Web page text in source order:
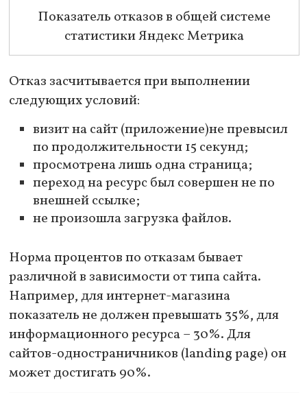
Показатель отказов в общей системе
статистики Яндекс Метрика
Отказ засчитывается при выполнении
следующих условий:
визит на сайт (приложение)не превысил
по продолжительности 15 секунд;
просмотрена лишь одна страница;
переход на ресурс был совершен не по
внешней ссылке;
не произошла загрузка файлов.
Норма процентов по отказам бывает
различной в зависимости от типа сайта.
Например, для интернет-магазина
показатель не должен превышать 35%, для
информационного ресурса – 30%. Для
сайтов-одностраничников (landing page) он
может достигать 90%.